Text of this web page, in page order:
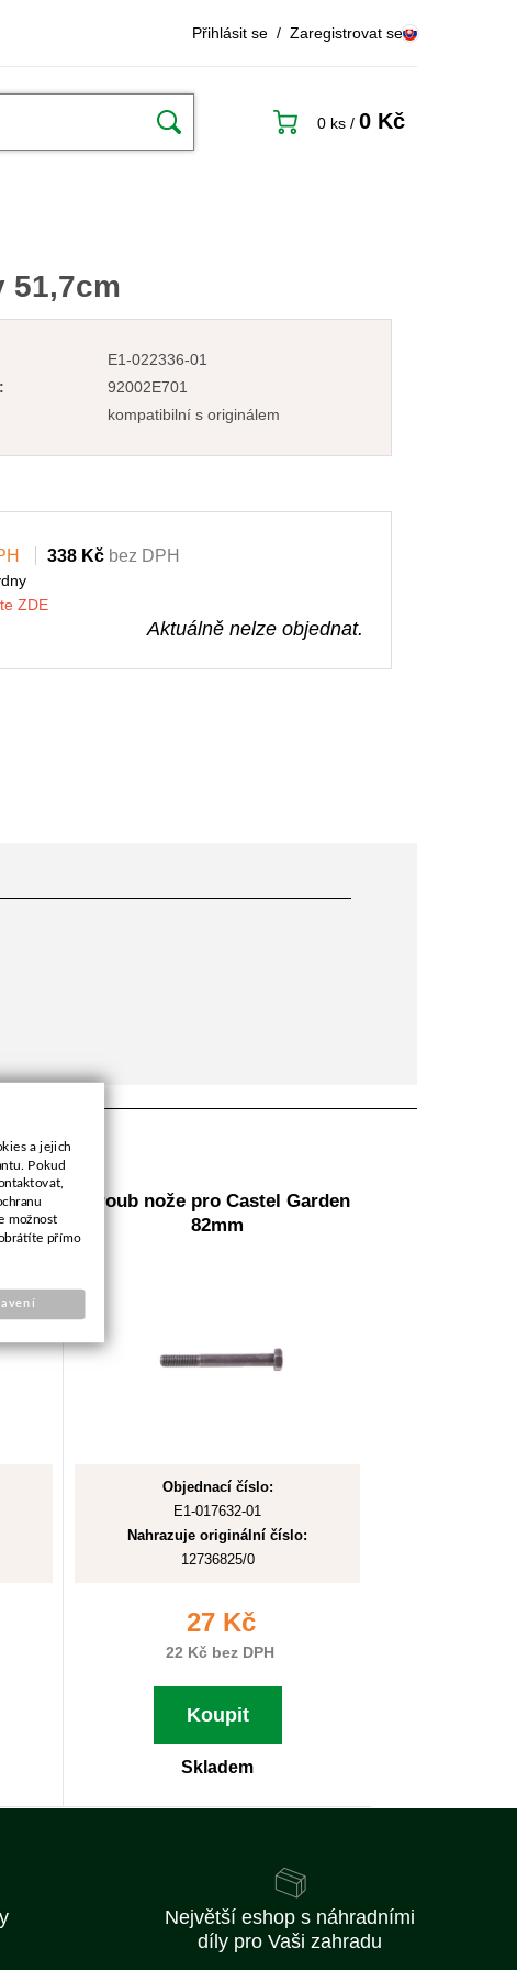
Přihlásit se / Zaregistrovat se
0 ks / 0 Kč
51,7cm
E1-022336-01
92002E701
kompatibilní s originálem
338 Kč bez DPH
ZDE
Aktuálně nelze objednat.
Šroub nože pro Castel Garden
82mm
Objednací číslo:
E1-017632-01
Nahrazuje originální číslo:
12736825/0
27 Kč
22 Kč bez DPH
Koupit
Skladem
Největší eshop s náhradními
díly pro Vaši zahradu
a jejich
Pokud
možnost
přímo